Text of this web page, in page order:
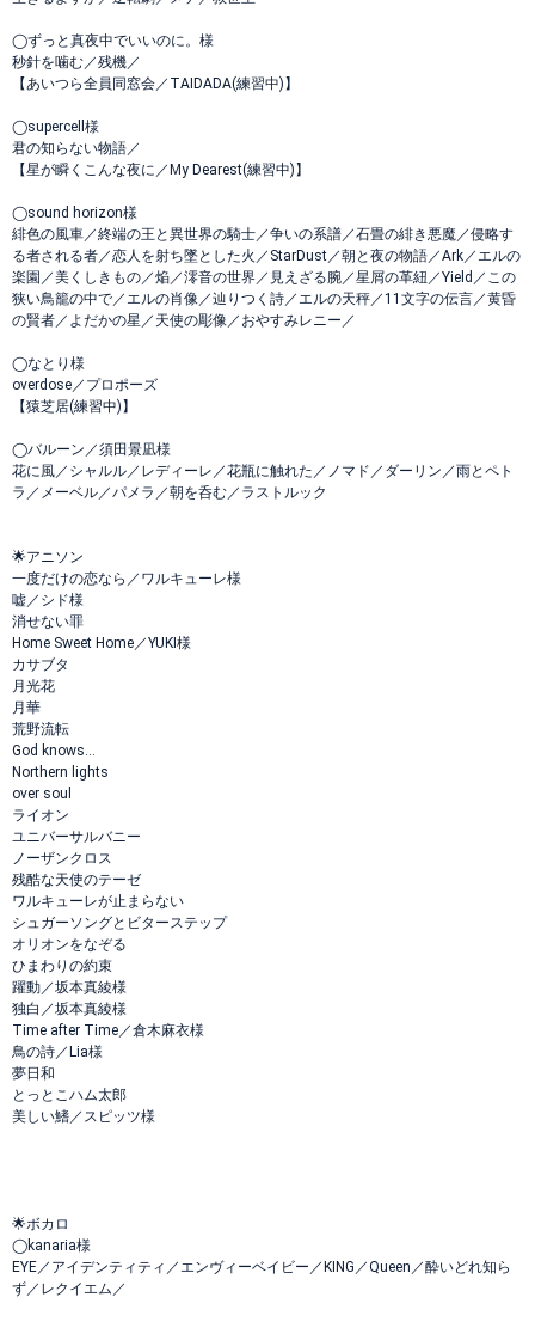
◯ずっと真夜中でいいのに。様
秒針を噛む／残機／
【あいつら全員同窓会／TAIDADA(練習中)】
◯supercell様
君の知らない物語／
【星が瞬くこんな夜に／My Dearest(練習中)】
◯sound horizon様
緋色の風車／終端の王と異世界の騎士／争いの系譜／石畳の緋き悪魔／侵略す
る者される者／恋人を射ち墜とした火／StarDust／朝と夜の物語／Ark／エルの
楽園／美くしきもの／焔／澪音の世界／見えざる腕／星屑の革紐／Yield／この
狭い鳥籠の中で／エルの肖像／辿りつく詩／エルの天秤／11文字の伝言／黄昏
の賢者／よだかの星／天使の彫像／おやすみレニー／
◯なとり様
overdose／プロポーズ
【猿芝居(練習中)】
◯バルーン／須田景凪様
花に風／シャルル／レディーレ／花瓶に触れた／ノマド／ダーリン／雨とペト
ラ／メーベル／パメラ／朝を呑む／ラストルック
🌟アニソン
一度だけの恋なら／ワルキューレ様
嘘／シド様
消せない罪
Home Sweet Home／YUKI様
カサブタ
月光花
月華
荒野流転
God knows...
Northern lights
over soul
ライオン
ユニバーサルバニー
ノーザンクロス
残酷な天使のテーゼ
ワルキューレが止まらない
シュガーソングとビターステップ
オリオンをなぞる
ひまわりの約束
躍動／坂本真綾様
独白／坂本真綾様
Time after Time／倉木麻衣様
鳥の詩／Lia様
夢日和
とっとこハム太郎
美しい鰭／スピッツ様
🌟ボカロ
◯kanaria様
EYE／アイデンティティ／エンヴィーベイビー／KING／Queen／酔いどれ知ら
ず／レクイエム／